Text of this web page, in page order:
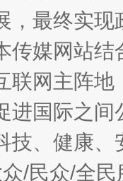
，最终实
传媒网站
联网主阵
进国际之
技、健康
/民众/全